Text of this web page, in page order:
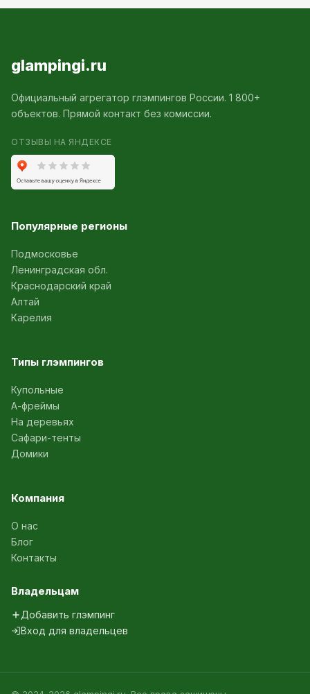
glampingi.ru
Официальный агрегатор глэмпингов России. 1 800+
объектов. Прямой контакт без комиссии.
ОТЗЫВЫ НА ЯНДЕКСЕ
Популярные регионы
Подмосковье
Ленинградская обл.
Краснодарский край
Алтай
Карелия
Типы глэмпингов
Купольные
А-фреймы
На деревьях
Сафари-тенты
Домики
Компания
О нас
Блог
Контакты
Владельцам
Добавить глэмпинг
Вход для владельцев